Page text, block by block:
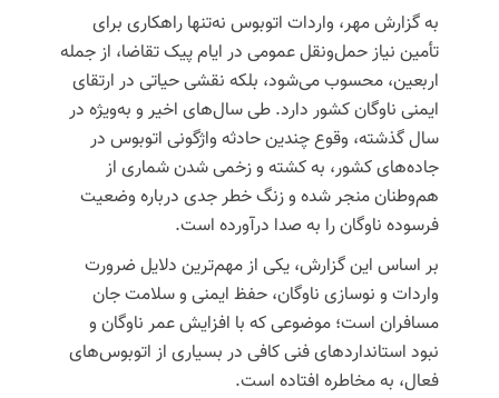
به گزارش مهر، واردات اتوبوس نه‌تنها راهکاری برای
تأمین نیاز حمل‌ونقل عمومی در ایام پیک تقاضا، از جمله
اربعین، محسوب می‌شود، بلکه نقشی حیاتی در ارتقای
ایمنی ناوگان کشور دارد. طی سال‌های اخیر و به‌ویژه در
سال گذشته، وقوع چندین حادثه واژگونی اتوبوس در
جاده‌های کشور، به کشته و زخمی شدن شماری از
هم‌وطنان منجر شده و زنگ خطر جدی درباره وضعیت
فرسوده ناوگان را به صدا درآورده است.
بر اساس این گزارش، یکی از مهم‌ترین دلایل ضرورت
واردات و نوسازی ناوگان، حفظ ایمنی و سلامت جان
مسافران است؛ موضوعی که با افزایش عمر ناوگان و
نبود استانداردهای فنی کافی در بسیاری از اتوبوس‌های
فعال، به مخاطره افتاده است.